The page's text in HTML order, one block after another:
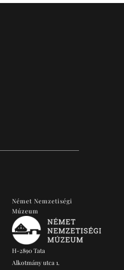
Német Nemzetiségi
Múzeum
H-2890 Tata
Alkotmány utca 1.